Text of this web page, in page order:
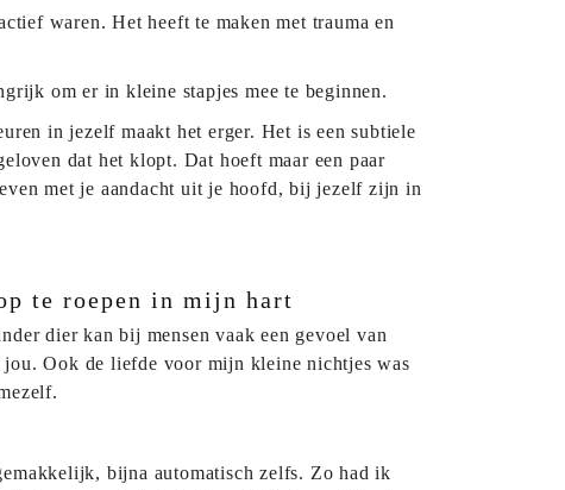
waren. Het heeft te maken met trauma en
om er in kleine stapjes mee te beginnen.
in jezelf maakt het erger. Het is een subtiele
dat het klopt. Dat hoeft maar een paar
met je aandacht uit je hoofd, bij jezelf zijn in
te roepen in mijn hart
dier kan bij mensen vaak een gevoel van
Ook de liefde voor mijn kleine nichtjes was
bijna automatisch zelfs. Zo had ik